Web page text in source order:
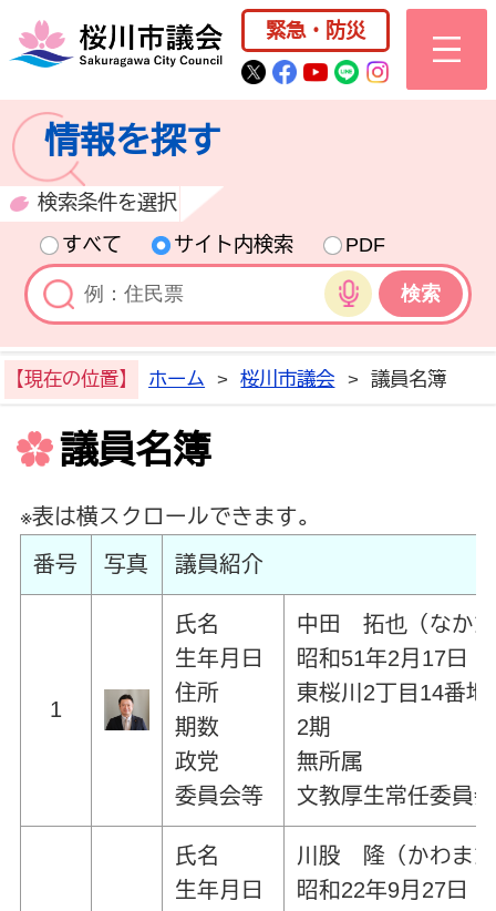
桜川市公式ホー
緊急・防災
桜川市公式Twitter
桜川市公式
桜川市公式
桜川市公式
情報を探す
検索条件を選択
すべて
サイト内検索
PDF
音声検索
【現在の位置】 ホーム > 桜川市議会 > 議員名簿
議員名簿
※表は横スクロールできます。
番号
写真 議員紹介
1
氏名
生年月日
住所
期数
政党
委員会等
中田 拓也（なか
昭和51年2月17日
東桜川2丁目14番
2期
無所属
文教厚生常任委員
氏名
生年月日
川股 隆（かわま
昭和22年9月27日